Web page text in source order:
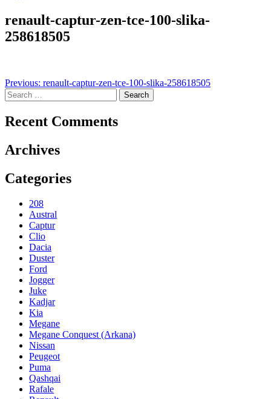
renault-captur-zen-tce-100-slika-
258618505
Post
navigation
Previous: renault-captur-zen-tce-100-slika-258618505
Search
for:
Recent Comments
Archives
Categories
208
Austral
Captur
Clio
Dacia
Duster
Ford
Jogger
Juke
Kadjar
Kia
Megane
Megane Conquest (Arkana)
Nissan
Peugeot
Puma
Qashqai
Rafale